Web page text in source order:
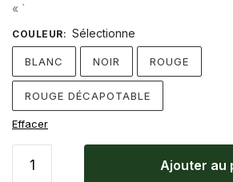
« `
COULEUR: Sélectionne
BLANC NOIR ROUGE
ROUGE DÉCAPOTABLE
Effacer
Ajouter au